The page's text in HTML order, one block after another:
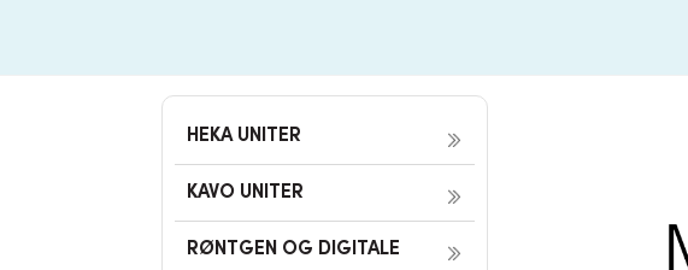
HEKA UNITER
KAVO UNITER
RØNTGEN OG DIGITALE